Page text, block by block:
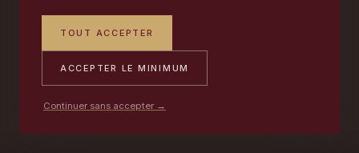
TOUT ACCEPTER
ACCEPTER LE MINIMUM
Continuer sans accepter →